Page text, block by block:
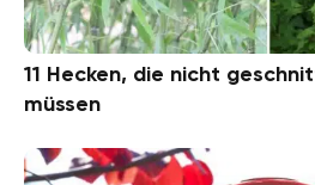
11 Hecken, die nicht
müssen